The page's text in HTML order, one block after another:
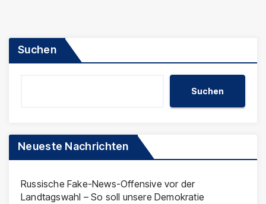
Suchen
Suchen
Neueste Nachrichten
Russische Fake-News-Offensive vor der
Landtagswahl – So soll unsere Demokratie